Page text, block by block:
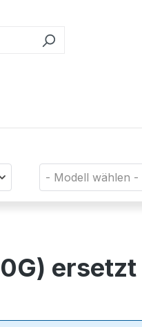
- Modell wählen -
ersetzt